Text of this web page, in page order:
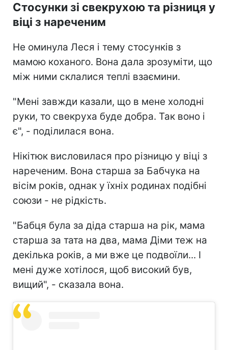
Стосунки зі свекрухою та різниця у
віці з нареченим
Не оминула Леся і тему стосунків з
мамою коханого. Вона дала зрозуміти, що
між ними склалися теплі взаємини.
"Мені завжди казали, що в мене холодні
руки, то свекруха буде добра. Так воно і
є", - поділилася вона.
Нікітюк висловилася про різницю у віці з
нареченим. Вона старша за Бабчука на
вісім років, однак у їхніх родинах подібні
союзи - не рідкість.
"Бабця була за діда старша на рік, мама
старша за тата на два, мама Діми теж на
декілька років, а ми вже це подвоїли... І
мені дуже хотілося, щоб високий був,
вищий", - сказала вона.